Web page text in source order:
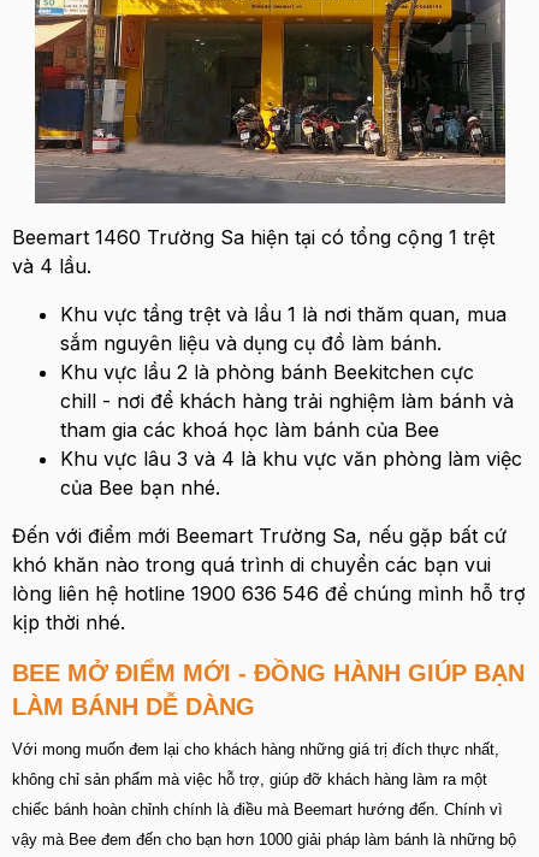
Beemart 1460 Trường Sa hiện tại có tổng cộng 1 trệt
và 4 lầu.
Khu vực tầng trệt và lầu 1 là nơi thăm quan, mua
sắm nguyên liệu và dụng cụ đồ làm bánh.
Khu vực lầu 2 là phòng bánh Beekitchen cực
chill - nơi để khách hàng trải nghiệm làm bánh và
tham gia các khoá học làm bánh của Bee
Khu vực lâu 3 và 4 là khu vực văn phòng làm việc
của Bee bạn nhé.
Đến với điểm mới Beemart Trường Sa, nếu gặp bất cứ
khó khăn nào trong quá trình di chuyển các bạn vui
lòng liên hệ hotline 1900 636 546 để chúng mình hỗ trợ
kịp thời nhé.
BEE MỞ ĐIỂM MỚI - ĐỒNG HÀNH GIÚP BẠN
LÀM BÁNH DỄ DÀNG
Với mong muốn đem lại cho khách hàng những giá trị đích thực nhất,
không chỉ sản phẩm mà việc hỗ trợ, giúp đỡ khách hàng làm ra một
chiếc bánh hoàn chỉnh chính là điều mà Beemart hướng đến. Chính vì
vậy mà Bee đem đến cho bạn hơn 1000 giải pháp làm bánh là những bộ